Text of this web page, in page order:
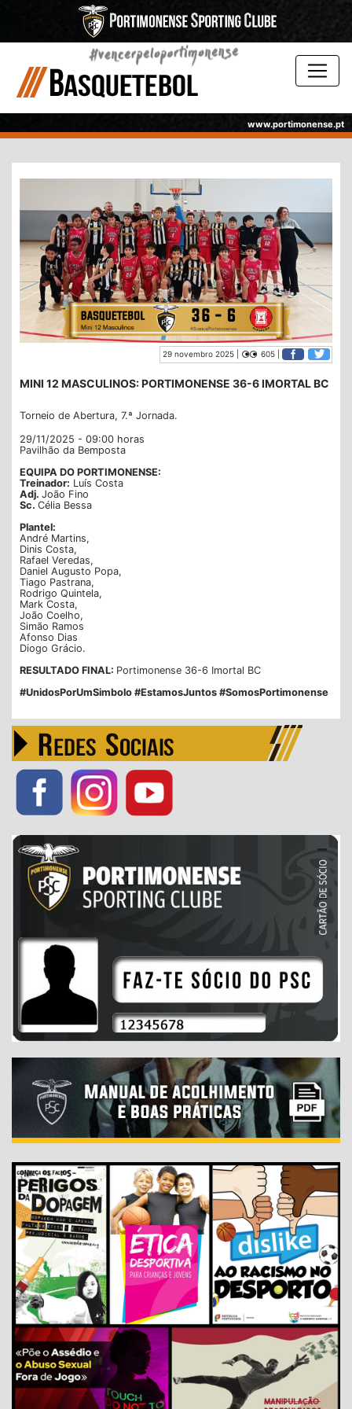
www.portimonense.pt
29 novembro 2025 | 605 |
MINI 12 MASCULINOS: PORTIMONENSE 36-6 IMORTAL BC
Torneio de Abertura, 7.ª Jornada.
29/11/2025 - 09:00 horas
Pavilhão da Bemposta
EQUIPA DO PORTIMONENSE:
Treinador: Luís Costa
Adj. João Fino
Sc. Célia Bessa
Plantel:
André Martins,
Dinis Costa,
Rafael Veredas,
Daniel Augusto Popa,
Tiago Pastrana,
Rodrigo Quintela,
Mark Costa,
João Coelho,
Simão Ramos
Afonso Dias
Diogo Grácio.
RESULTADO FINAL: Portimonense 36-6 Imortal BC
#UnidosPorUmSimbolo #EstamosJuntos #SomosPortimonense